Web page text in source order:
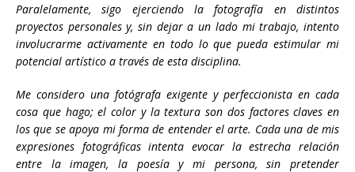
Paralelamente, sigo ejerciendo la fotografía en distintos
proyectos personales y, sin dejar a un lado mi trabajo, intento
involucrarme activamente en todo lo que pueda estimular mi
potencial artístico a través de esta disciplina.
Me considero una fotógrafa exigente y perfeccionista en cada
cosa que hago; el color y la textura son dos factores claves en
los que se apoya mi forma de entender el arte. Cada una de mis
expresiones fotográficas intenta evocar la estrecha relación
entre la imagen, la poesía y mi persona, sin pretender